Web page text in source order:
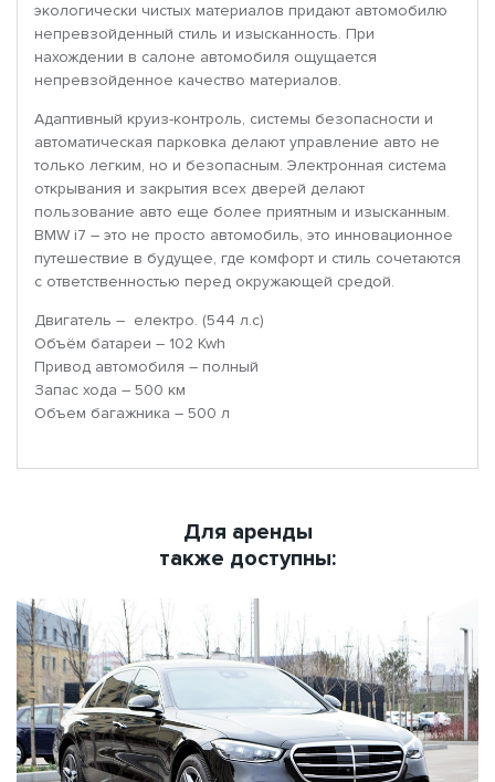
экологически чистых материалов придают автомобилю
непревзойденный стиль и изысканность. При
нахождении в салоне автомобиля ощущается
непревзойденное качество материалов.
Адаптивный круиз-контроль, системы безопасности и
автоматическая парковка делают управление авто не
только легким, но и безопасным. Электронная система
открывания и закрытия всех дверей делают
пользование авто еще более приятным и изысканным.
BMW i7 – это не просто автомобиль, это инновационное
путешествие в будущее, где комфорт и стиль сочетаются
с ответственностью перед окружающей средой.
Двигатель – електро. (544 л.с)
Объём батареи – 102 Kwh
Привод автомобиля – полный
Запас хода – 500 км
Объем багажника – 500 л
Для аренды
также доступны: